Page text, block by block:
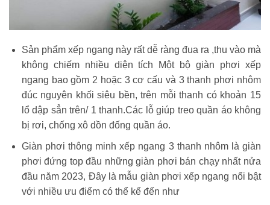
Sản phẩm xếp ngang này rất dễ ràng đua ra ,thu vào mà
không chiếm nhiều diện tích Một bộ giàn phơi xếp
ngang bao gồm 2 hoặc 3 cơ cấu và 3 thanh phơi nhôm
đúc nguyên khối siêu bền, trên mỗi thanh có khoản 15
lổ dập sẳn trên/ 1 thanh.Các lỗ giúp treo quần áo không
bị rơi, chống xô dồn đống quần áo.
Giàn phơi thông minh xếp ngang 3 thanh nhôm là giàn
phơi đứng top đầu những giàn phơi bán chạy nhất nửa
đầu năm 2023, Đây là mẫu giàn phơi xếp ngang nổi bật
với nhiều ưu điểm có thể kể đến như